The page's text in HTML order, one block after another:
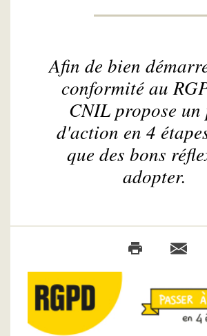
Afin de bien
conformité au
CNIL propose un
d'action en 4
que des bons
adopter.